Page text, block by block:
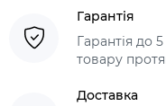
Гарантія
Гарантія до
товару
Доставка